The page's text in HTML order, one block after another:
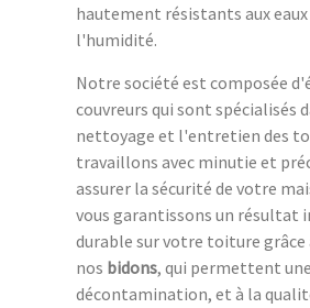
hautement résistants aux
l'humidité.
Notre société est composée
couvreurs qui sont spécialisés
nettoyage et l'entretien des
travaillons avec minutie et
assurer la sécurité de votre
vous garantissons un résultat
durable sur votre toiture grâce
nos bidons, qui permettent
décontamination, et à la